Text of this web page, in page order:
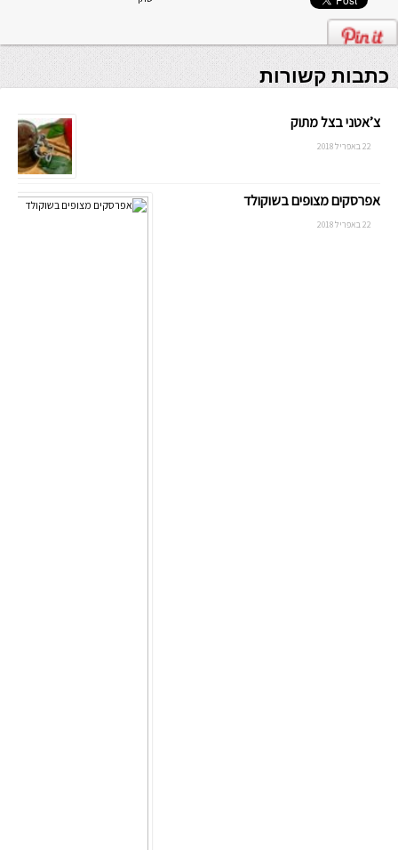
כתבות קשורות
צ’אטני בצל מתוק
22 באפריל 2018
אפרסקים מצופים בשוקולד
22 באפריל 2018